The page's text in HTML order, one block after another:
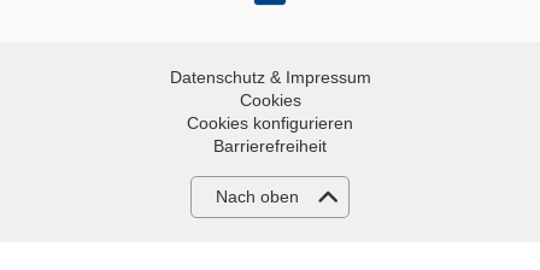
Datenschutz & Impressum
Cookies
Cookies konfigurieren
Barrierefreiheit
Nach oben